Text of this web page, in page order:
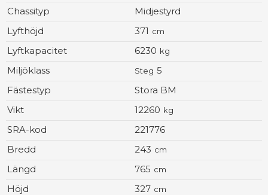
Chassityp
Midjestyrd
Lyfthöjd
371 cm
Lyftkapacitet 6230 kg
Miljöklass Steg 5
Fästestyp
Stora BM
Vikt
12260 kg
SRA-kod
221776
Bredd
243 cm
Längd 765 cm
Höjd 327 cm